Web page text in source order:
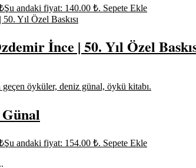
Şu andaki fiyat: 140.00 ₺. Sepete Ekle
İnce | 50. Yıl Özel
Şu andaki fiyat: 154.00 ₺. Sepete Ekle